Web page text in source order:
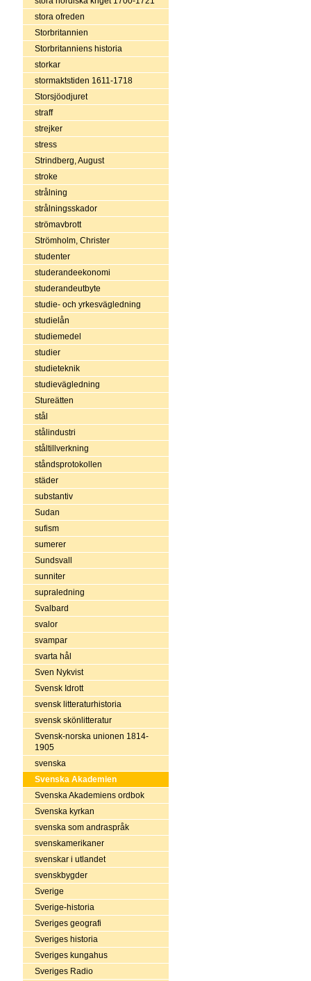
stora ofreden
Storbritannien
Storbritanniens historia
storkar
stormaktstiden 1611-1718
Storsjöodjuret
straff
strejker
stress
Strindberg, August
stroke
strålning
strålningsskador
strömavbrott
Strömholm, Christer
studenter
studerandeekonomi
studerandeutbyte
studie- och yrkesvägledning
studielån
studiemedel
studier
studieteknik
studievägledning
Stureätten
stål
stålindustri
ståltillverkning
ståndsprotokollen
städer
substantiv
Sudan
sufism
sumerer
Sundsvall
sunniter
supraledning
Svalbard
svalor
svampar
svarta hål
Sven Nykvist
Svensk Idrott
svensk litteraturhistoria
svensk skönlitteratur
Svensk-norska unionen 1814-
1905
svenska
Svenska Akademien
Svenska Akademiens ordbok
Svenska kyrkan
svenska som andraspråk
svenskamerikaner
svenskar i utlandet
svenskbygder
Sverige
Sverige-historia
Sveriges geografi
Sveriges historia
Sveriges kungahus
Sveriges Radio